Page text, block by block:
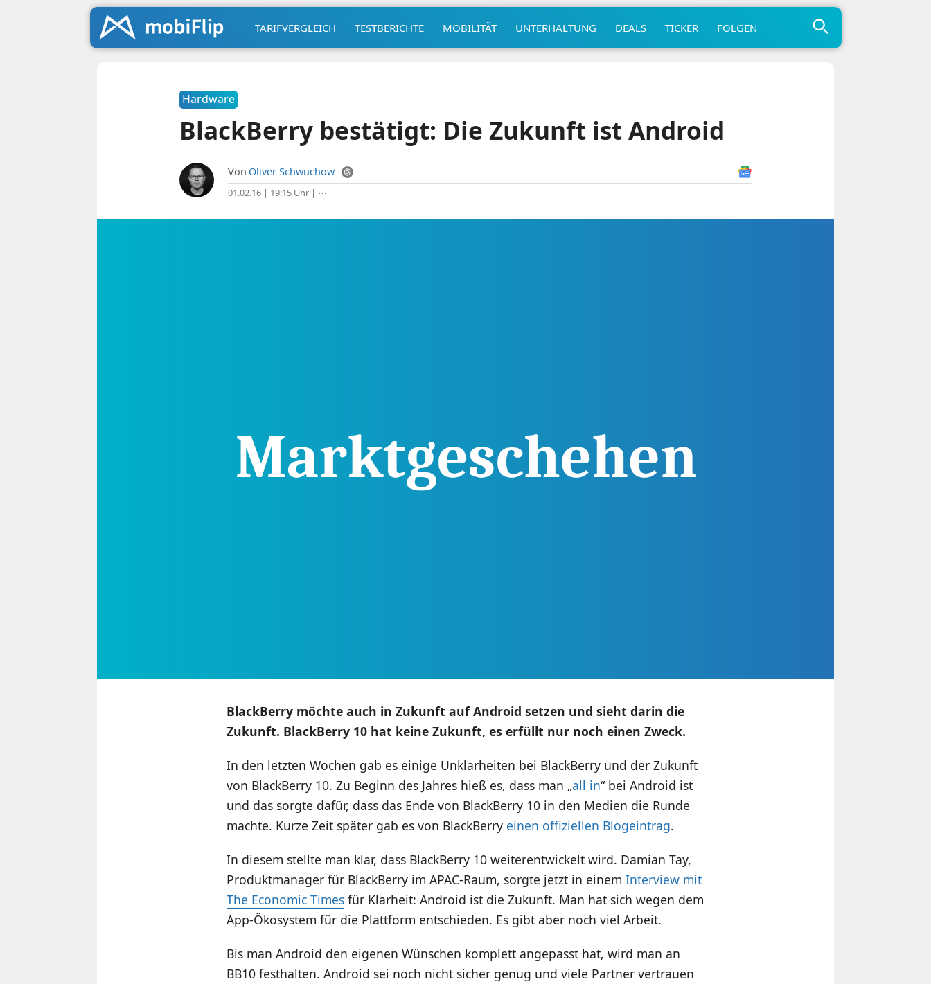
TARIFVERGLEICH TESTBERICHTE MOBILITÄT UNTERHALTUNG DEALS TICKER FOLGEN
Hardware
BlackBerry bestätigt: Die Zukunft ist Android
Von Oliver Schwuchow
01.02.16 | 19:15 Uhr| ⋯
BlackBerry möchte auch in Zukunft auf Android setzen und sieht darin die
Zukunft. BlackBerry 10 hat keine Zukunft, es erfüllt nur noch einen Zweck.
In den letzten Wochen gab es einige Unklarheiten bei BlackBerry und der Zukunft
von BlackBerry 10. Zu Beginn des Jahres hieß es, dass man „all in“ bei Android ist
und das sorgte dafür, dass das Ende von BlackBerry 10 in den Medien die Runde
machte. Kurze Zeit später gab es von BlackBerry einen offiziellen Blogeintrag.
In diesem stellte man klar, dass BlackBerry 10 weiterentwickelt wird. Damian Tay,
Produktmanager für BlackBerry im APAC-Raum, sorgte jetzt in einem Interview mit
The Economic Timesfür Klarheit: Android ist die Zukunft. Man hat sich wegen dem
App-Ökosystem für die Plattform entschieden. Es gibt aber noch viel Arbeit.
Bis man Android den eigenen Wünschen komplett angepasst hat, wird man an
BB10 festhalten. Android sei noch nicht sicher genug und viele Partner vertrauen